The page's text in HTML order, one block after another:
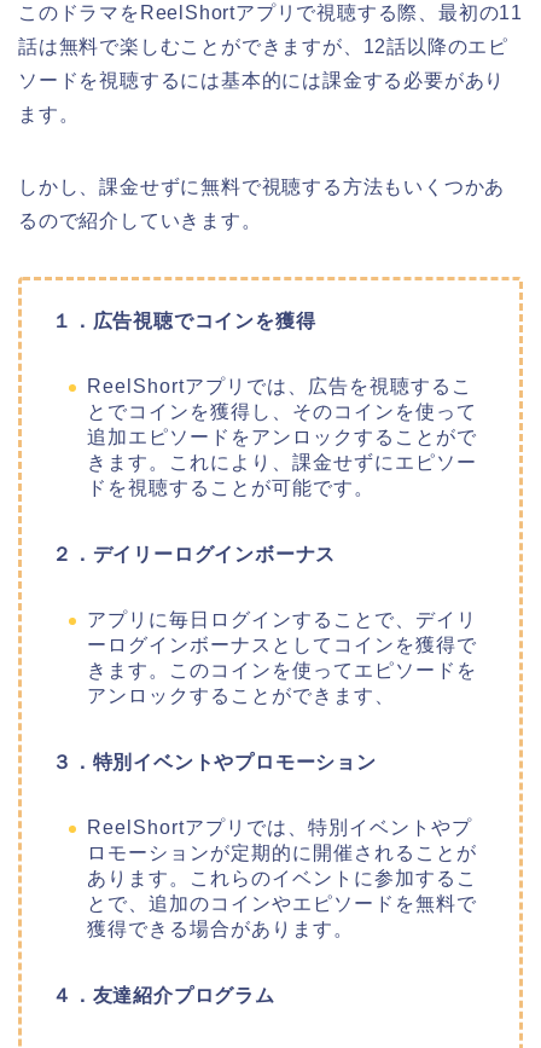
このドラマをReelShortアプリで視聴する際、最初の11
話は無料で楽しむことができますが、12話以降のエピ
ソードを視聴するには基本的には課金する必要があり
ます。
しかし、課金せずに無料で視聴する方法もいくつかあ
るので紹介していきます。
１．広告視聴でコインを獲得
ReelShortアプリでは、広告を視聴するこ
とでコインを獲得し、そのコインを使って
追加エピソードをアンロックすることがで
きます。これにより、課金せずにエピソー
ドを視聴することが可能です。
２．デイリーログインボーナス
アプリに毎日ログインすることで、デイリ
ーログインボーナスとしてコインを獲得で
きます。このコインを使ってエピソードを
アンロックすることができます、
３．特別イベントやプロモーション
ReelShortアプリでは、特別イベントやプ
ロモーションが定期的に開催されることが
あります。これらのイベントに参加するこ
とで、追加のコインやエピソードを無料で
獲得できる場合があります。
４．友達紹介プログラム